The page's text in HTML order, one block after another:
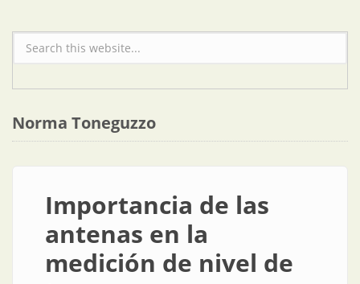
Formulario de búsqueda
Norma Toneguzzo
Importancia de las
antenas en la
medición de nivel de